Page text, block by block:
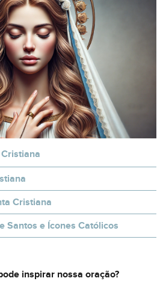
Cristiana
Santos e Ícones Católicos
inspirar nossa oração?